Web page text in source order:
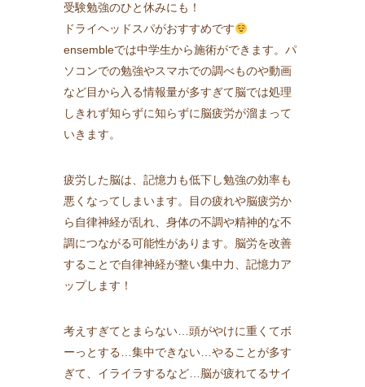
受験勉強のひと休みにも！
ドライヘッドスパがおすすめです
ensembleでは中学生から施術ができます。パ
ソコンでの勉強やスマホでの調べものや動画
など目から入る情報量が多すぎて脳では処理
しきれず知らずに知らずに脳疲労が溜まって
いきます。
疲労した脳は、記憶力も低下し勉強の効率も
悪くなってしまいます。目の疲れや脳疲労か
ら自律神経が乱れ、身体の不調や精神的な不
調につながる可能性があります。脳労を改善
することで自律神経が整い集中力、記憶力ア
ップします！
考えすぎてとまらない…頭がやけに重くてボ
ーっとする…集中できない…やることが多す
ぎて、イライラするなど…脳が疲れてるサイ